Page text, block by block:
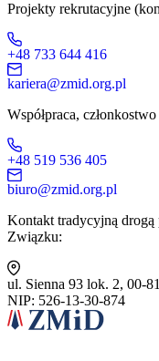
Projekty rekrutacyjne
+48 733 644 416
kariera@zmid.org.pl
Współpraca,
+48 519 536 405
biuro@zmid.org.pl
Kontakt tradycyjną
Związku:
ul. Sienna 93 lok. 2, 00-
NIP: 526-13-30-874